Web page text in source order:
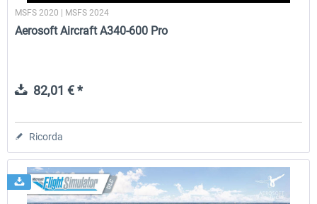
MSFS 2020 | MSFS 2024
Aerosoft Aircraft A340-600 Pro
82,01 € *
Ricorda